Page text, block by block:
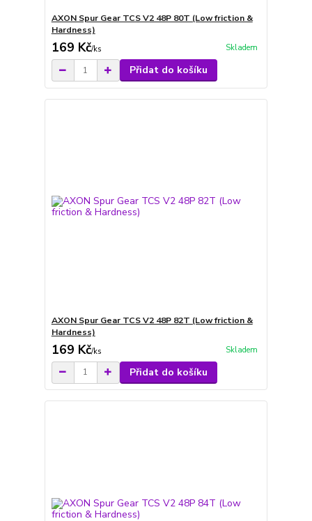
AXON Spur Gear TCS V2 48P 80T (Low friction &
Hardness)
169 Kč/ks Skladem
Přidat do košíku
AXON Spur Gear TCS V2 48P 82T (Low friction &
Hardness)
169 Kč/ks Skladem
Přidat do košíku